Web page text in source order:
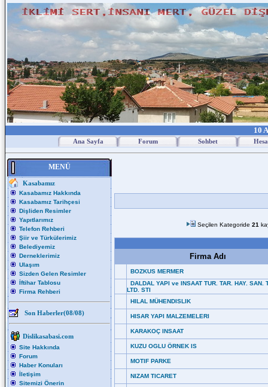
10
Ana Sayfa Forum Sohbet
MENÜ
Kasabamız
Kasabamız Hakkında
Kasabamız Tarihçesi
Dişliden Resimler
Yapıtlarımız
Telefon Rehberi
Şiir ve Türkülerimiz
Belediyemiz
Derneklerimiz
Ulaşım
Sizden Gelen Resimler
İftihar Tablosu
Firma Rehberi
Son Haberler(08/08)
Dislikasabasi.com
Site Hakkında
Forum
Haber Konuları
İletişim
Sitemizi Önerin
Seçilen Kategoride 21
Firma Adı
BOZKUS MERMER
DALDAL YAPI ve INSAAT TUR. TAR. HAY. SAN.
LTD. STI
HILAL MÜHENDISLIK
HISAR YAPI MALZEMELERI
KARAKOÇ INSAAT
KUZU OGLU ÖRNEK IS
MOTIF PARKE
NIZAM TICARET